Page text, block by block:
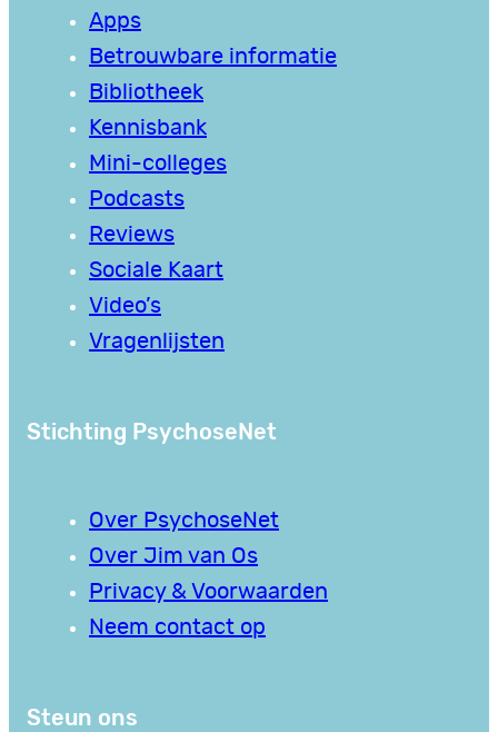
Apps
Betrouwbare informatie
Bibliotheek
Kennisbank
Mini-colleges
Podcasts
Reviews
Sociale Kaart
Video’s
Vragenlijsten
Stichting PsychoseNet
Over PsychoseNet
Over Jim van Os
Privacy & Voorwaarden
Neem contact op
Steun ons